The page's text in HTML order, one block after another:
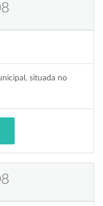
situada no